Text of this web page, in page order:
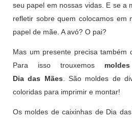
seu papel em nossas vidas. E se a
refletir sobre quem colocamos em
papel de mãe. A avó? O pai?
Mas um presente precisa também
Para isso trouxemos
Dia das Mães . São moldes de
coloridas para imprimir e montar!
Os moldes de caixinhas de Dia